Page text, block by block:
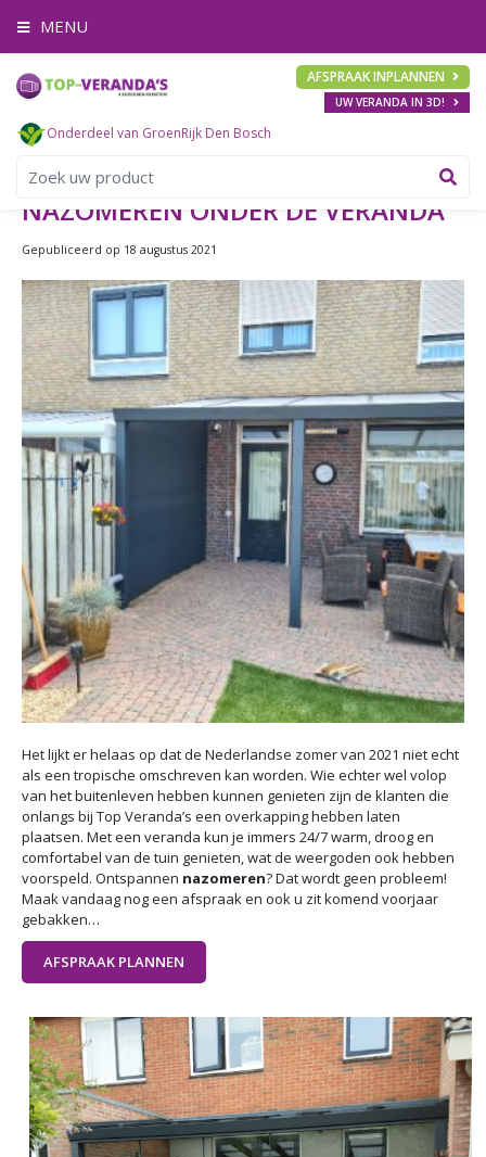
n
AFSPRAAK INPLANNEN
UW VERANDA IN 3D!
Onderdeel van GroenRijk Den Bosch
MENU
NAZOMEREN ONDER DE VERANDA
Gepubliceerd op 18 augustus 2021
Het lijkt er helaas op dat de Nederlandse zomer van 2021 niet echt
als een tropische omschreven kan worden. Wie echter wel volop
van het buitenleven hebben kunnen genieten zijn de klanten die
onlangs bij Top Veranda’s een overkapping hebben laten
plaatsen. Met een veranda kun je immers 24/7 warm, droog en
comfortabel van de tuin genieten, wat de weergoden ook hebben
voorspeld. Ontspannen nazomeren? Dat wordt geen probleem!
Maak vandaag nog een afspraak en ook u zit komend voorjaar
gebakken…
AFSPRAAK PLANNEN